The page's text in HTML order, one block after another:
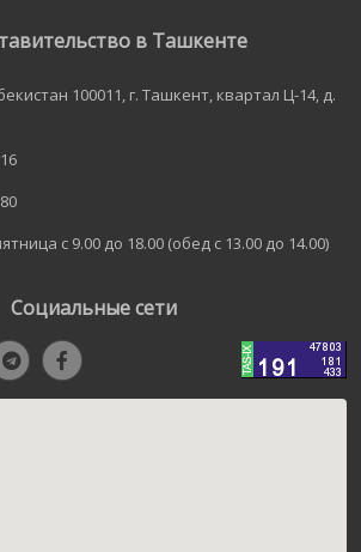
в Ташкенте
100011, г. Ташкент, квартал Ц-14, д.
с 9.00 до 18.00 (обед с 13.00 до 14.00)
Социальные сети